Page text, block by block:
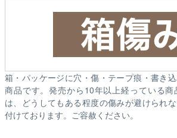
箱・パッケージに穴・傷・テープ痕・書き
商品です。発売から10年以上経っている商
は、どうしてもある程度の傷みが避けられ
付けております。ご容赦ください。